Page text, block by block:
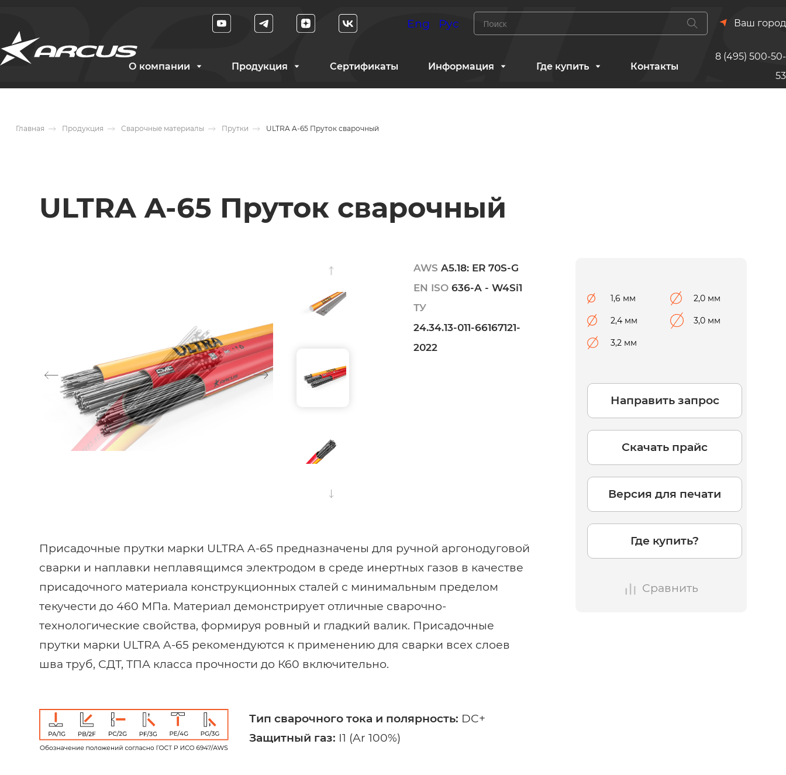
Eng Рус Ваш город
О компании Продукция Сертификаты Информация Где купить Контакты
8 (495) 500-50-
53
Главная Продукция Сварочные материалы Прутки ULTRA A-65 Пруток сварочный
ULTRA A-65 Пруток сварочный
AWS A5.18: ER 70S-G
EN ISO 636-A - W4Si1
ТУ
24.34.13-011-66167121-
2022
Присадочные прутки марки ULTRA A-65 предназначены для ручной аргонодуговой
сварки и наплавки неплавящимся электродом в среде инертных газов в качестве
присадочного материала конструкционных сталей с минимальным пределом
текучести до 460 МПа. Материал демонстрирует отличные сварочно-
технологические свойства, формируя ровный и гладкий валик. Присадочные
прутки марки ULTRA A-65 рекомендуются к применению для сварки всех слоев
шва труб, СДТ, ТПА класса прочности до К60 включительно.
Тип сварочного тока и полярность: DC+
Защитный газ: I1 (Ar 100%)
1,6 мм 2,0 мм
2,4 мм 3,0 мм
3,2 мм
Направить запрос
Скачать прайс
Версия для печати
Где купить?
Сравнить